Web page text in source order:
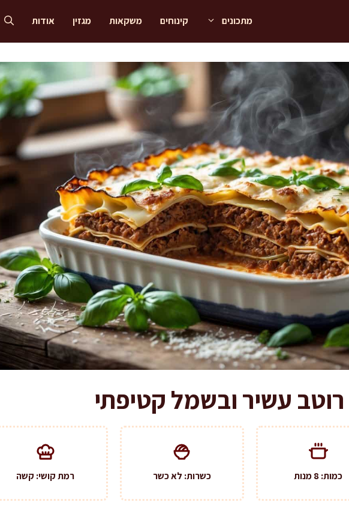
מתכונים קינוחים משקאות מגזין אודות
עשיר ובשמל קטיפתי
כמות: 8 מנות כשרות: לא כשר רמת קושי: קשה